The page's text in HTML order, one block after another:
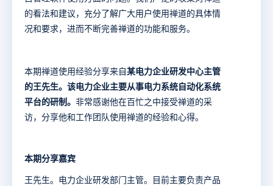
的看法和建议，充分了解广大用户使用禅道的具体情
况和要求，进而不断完善禅道的功能和服务。
本期禅道使用经验分享来自 某电力企业研发中心主管
的王先生。 该电力企业主要从事电力系统自动化系统
平台的研制。 非常感谢他在百忙之中接受禅道的采
访，分享他和工作团队使用禅道的经验和心得。
本期分享嘉宾
王先生。电力企业研发部门主管。 目前主要负责产品